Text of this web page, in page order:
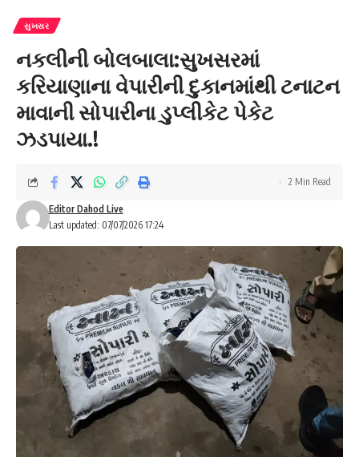
સુખસર
નકલીની બોલબાલા:સુખસરમાં
કરિયાણાના વેપારીની દુકાનમાંથી ટનાટન
માવાની સોપારીના ડુપ્લીકેટ પેકેટ
ઝડપાયા.!
Last updated: 07/07/2026 17:24
Editor Dahod Live
2 Min Read